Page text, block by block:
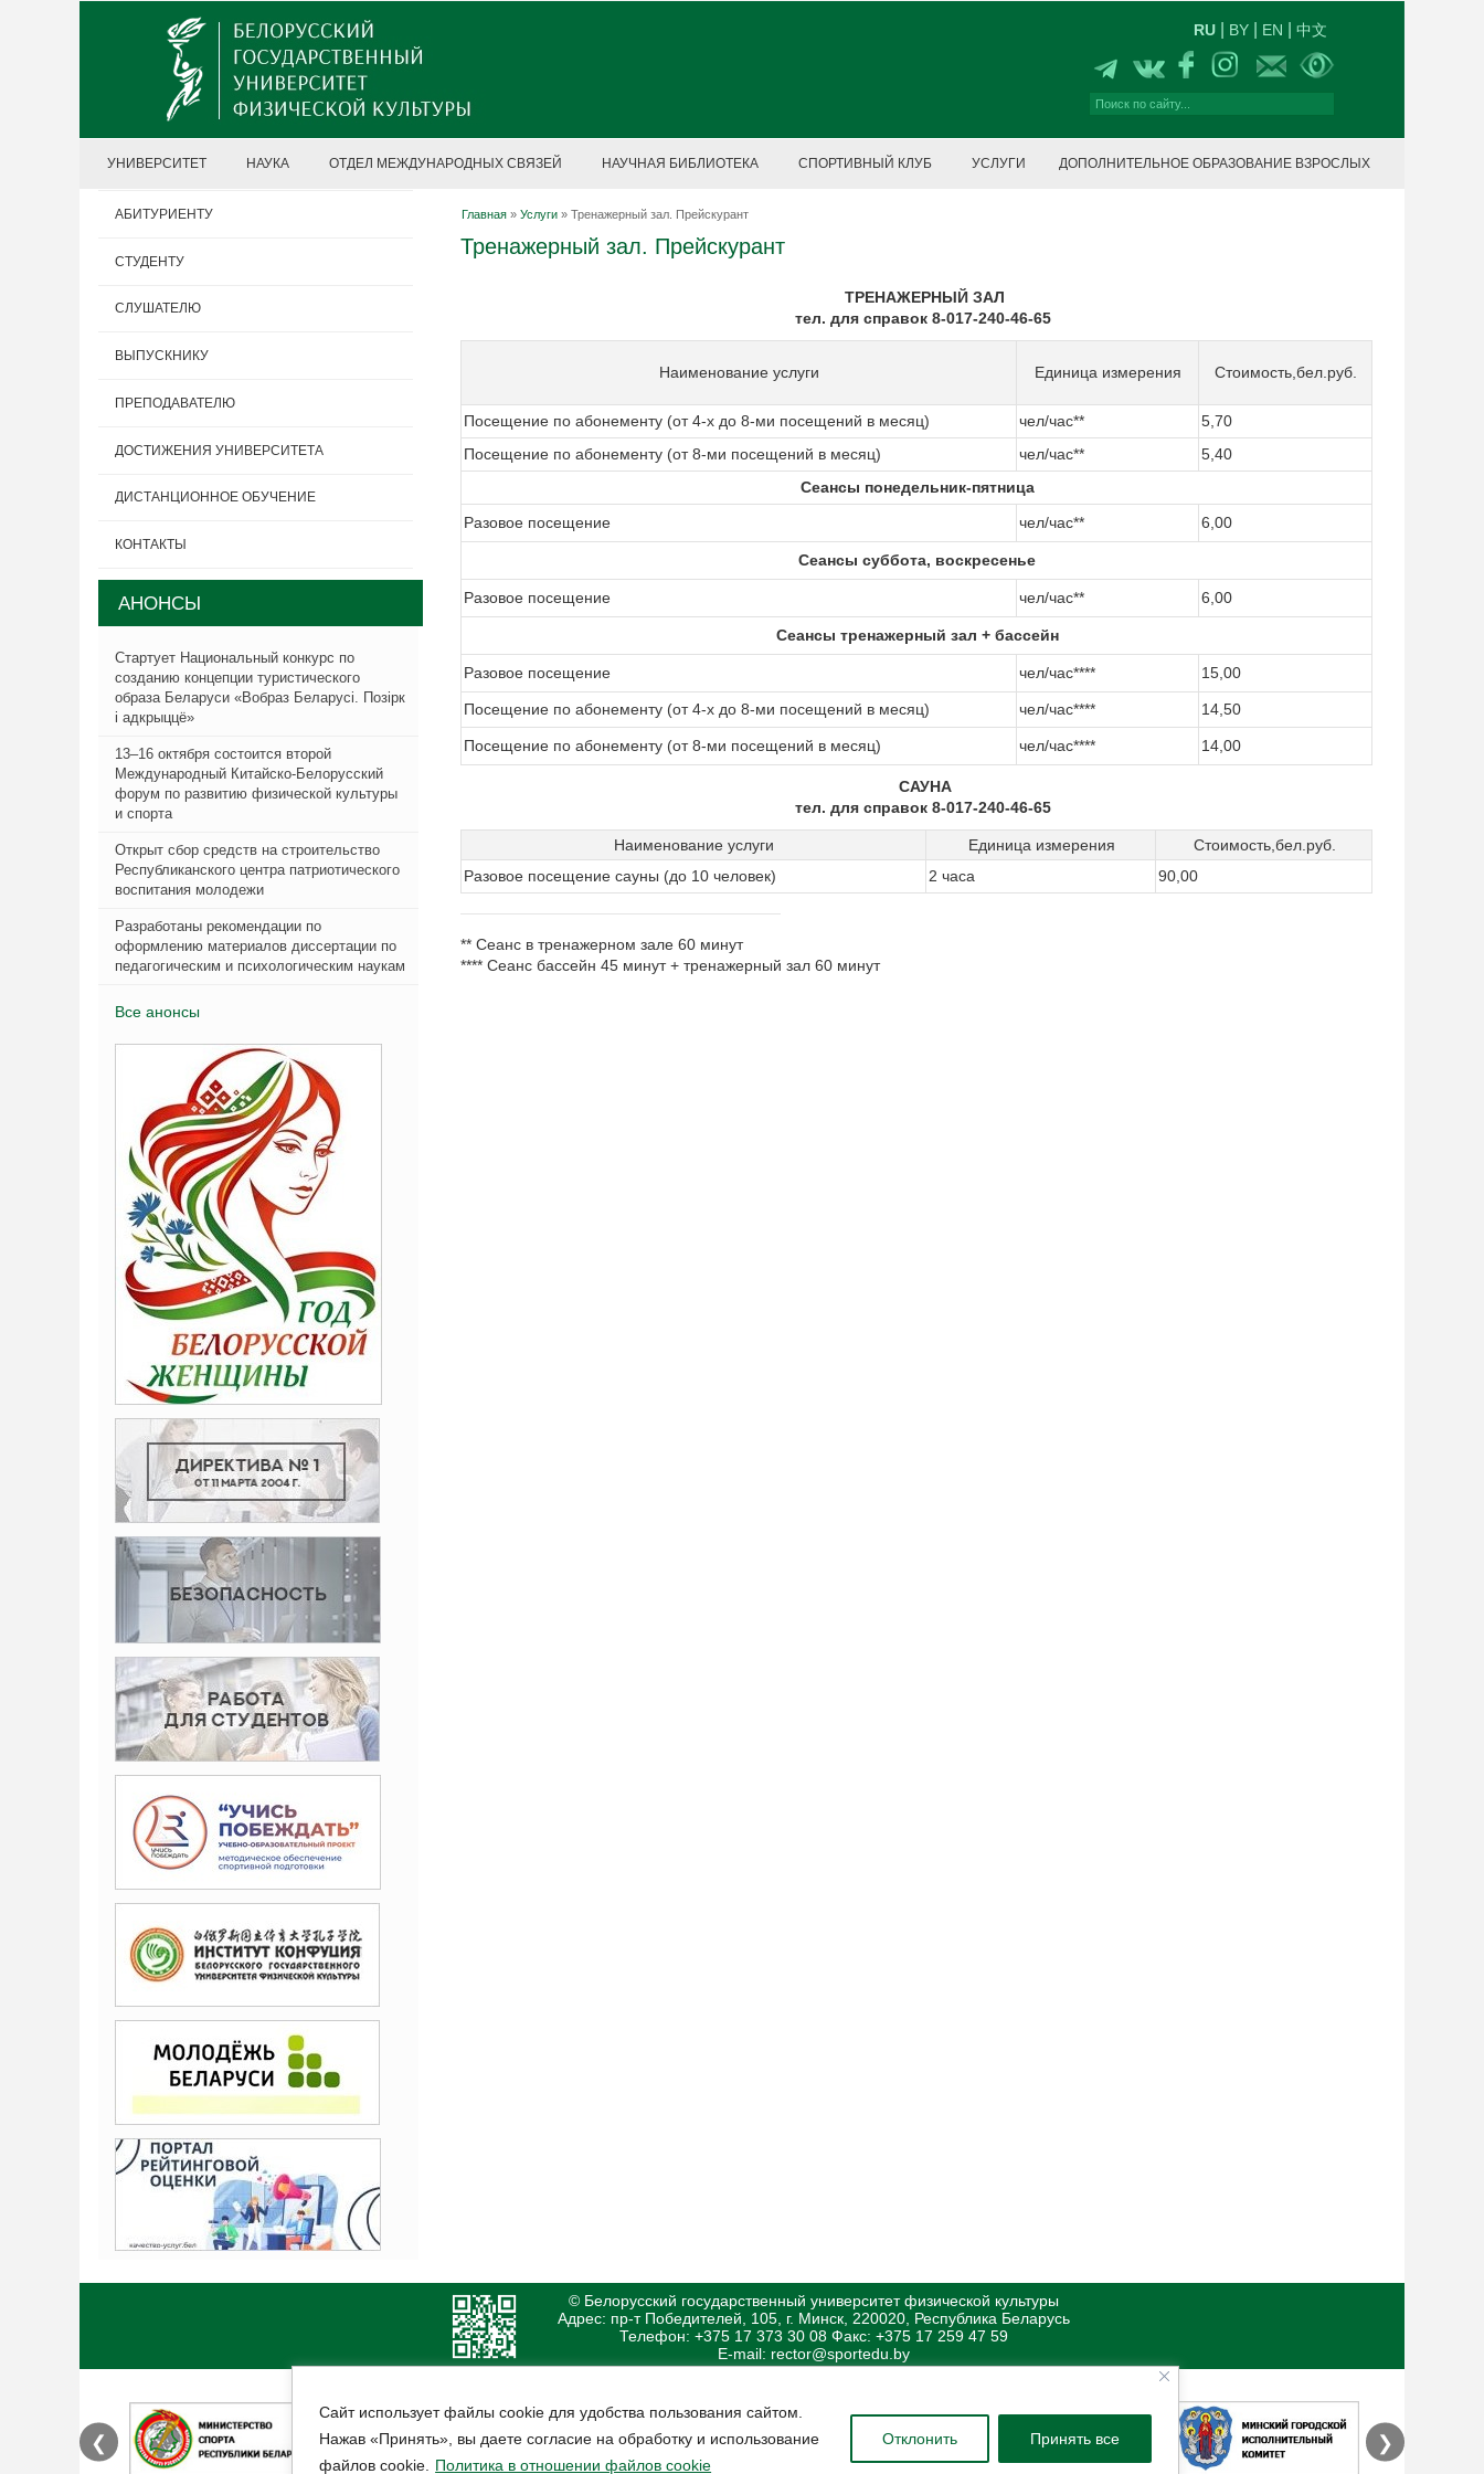
Сайт использует файлы cookie для удобства пользования сайтом.
Нажав «Принять», вы даете согласие на обработку и использование
файлов cookie.
Политика в отношении файлов cookie
Отклонить Принять все
RU BY EN 中文
УНИВЕРСИТЕТ НАУКА ОТДЕЛ МЕЖДУНАРОДНЫХ СВЯЗЕЙ НАУЧНАЯ БИБЛИОТЕКА СПОРТИВНЫЙ КЛУБ УСЛУГИ ДОПОЛНИТЕЛЬНОЕ ОБРАЗОВАНИЕ ВЗРОСЛЫХ
Главная » Услуги » Тренажерный зал. Прейскурант
Тренажерный зал. Прейскурант
ТРЕНАЖЕРНЫЙ ЗАЛ
тел. для справок 8-017-240-46-65
Наименование услуги Единица измерения Стоимость,бел.руб.
Посещение по абонементу (от 4-х до 8-ми посещений в месяц) чел/час**
5,70
Посещение по абонементу (от 8-ми посещений в месяц)
чел/час**
5,40
Сеансы понедельник-пятница
Разовое посещение
чел/час** 6,00
Сеансы суббота, воскресенье
Разовое посещение чел/час** 6,00
Сеансы тренажерный зал + бассейн
Разовое посещение чел/час**** 15,00
Посещение по абонементу (от 4-х до 8-ми посещений в месяц) чел/час**** 14,50
Посещение по абонементу (от 8-ми посещений в месяц) чел/час**** 14,00
САУНА
тел. для справок 8-017-240-46-65
Наименование услуги Единица измерения
Стоимость,бел.руб.
Разовое посещение сауны (до 10 человек)
2 часа 90,00
** Сеанс в тренажерном зале 60 минут
**** Сеанс бассейн 45 минут + тренажерный зал 60 минут
АБИТУРИЕНТУ
СТУДЕНТУ
СЛУШАТЕЛЮ
ВЫПУСКНИКУ
ПРЕПОДАВАТЕЛЮ
ДОСТИЖЕНИЯ УНИВЕРСИТЕТА
ДИСТАНЦИОННОЕ ОБУЧЕНИЕ
КОНТАКТЫ
АНОНСЫ
Стартует Национальный конкурс по
созданию концепции туристического
образа Беларуси «Вобраз Беларусi. Позiрк
i адкрыццё»
13–16 октября состоится второй
Международный Китайско-Белорусский
форум по развитию физической культуры
и спорта
Открыт сбор средств на строительство
Республиканского центра патриотического
воспитания молодежи
Разработаны рекомендации по
оформлению материалов диссертации по
педагогическим и психологическим наукам
Все анонсы
© Белорусский государственный университет физической культуры
Адрес: пр-т Победителей, 105, г. Минск, 220020, Республика Беларусь
Телефон: +375 17 373 30 08 Факс: +375 17 259 47 59
E-mail: rector@sportedu.by
❮ ❯